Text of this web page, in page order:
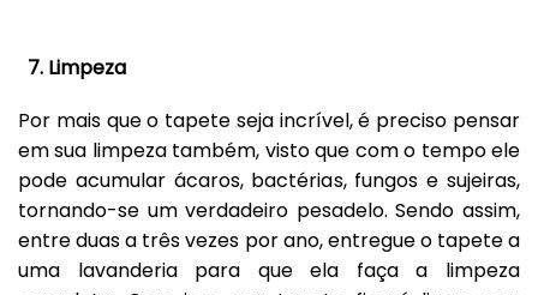
7. Limpeza
Por mais que o tapete seja incrível, é preciso pensar
em sua limpeza também, visto que com o tempo ele
pode acumular ácaros, bactérias, fungos e sujeiras,
tornando-se um verdadeiro pesadelo. Sendo assim,
entre duas a três vezes por ano, entregue o tapete a
uma lavanderia para que ela faça a limpeza